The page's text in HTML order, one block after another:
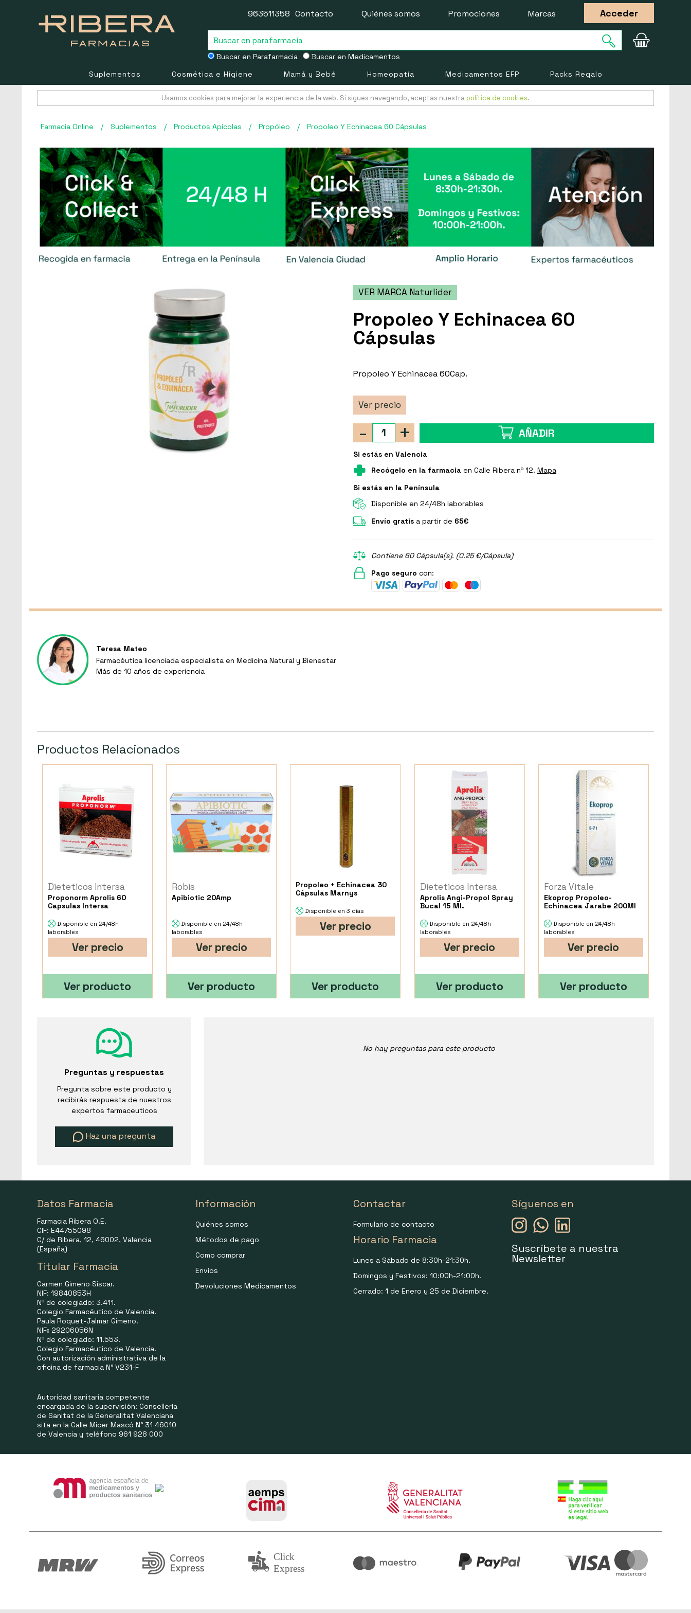
Buscar en Parafarmacia Buscar en Medicamentos
963511358 Contacto Quiénes somos Promociones Marcas Acceder
Suplementos Cosmética e Higiene Mamá y Bebé Homeopatía Medicamentos EFP Packs Regalo
Usamos cookies para mejorar la experiencia de la web. Si sigues navegando, aceptas nuestra política de cookies.
Farmacia Online / Suplementos / Productos Apícolas / Propóleo / Propoleo Y Echinacea 60 Cápsulas
VER MARCA Naturlider
Propoleo Y Echinacea 60
Cápsulas
Propoleo Y Echinacea 60Cap.
Ver precio
+
- AÑADIR
Si estás en Valencia
Recógelo en la farmacia en Calle Ribera nº 12. Mapa
Si estás en la Península
Disponible en 24/48h laborables
Envío gratis a partir de 65€
Contiene 60 Cápsula(s). (0.25 €/Cápsula)
Pago seguro con:
Teresa Mateo
Farmacéutica licenciada especialista en Medicina Natural y Bienestar
Más de 10 años de experiencia
Productos Relacionados
Dieteticos Intersa
Proponorm Aprolis 60
Capsulas Intersa
Disponible en 24/48h
laborables
Ver precio
Ver producto
Robis
Apibiotic 20Amp
Disponible en 24/48h
laborables
Ver precio
Ver producto
Propoleo + Echinacea 30
Cápsulas Marnys
Disponible en 3 días
Ver precio
Ver producto
Dieteticos Intersa
Aprolis Angi-Propol Spray
Bucal 15 Ml.
Disponible en 24/48h
laborables
Ver precio
Ver producto
Forza Vitale
Ekoprop Propoleo-
Echinacea Jarabe 200Ml
Disponible en 24/48h
laborables
Ver precio
Ver producto
Preguntas y respuestas
Pregunta sobre este producto y
recibirás respuesta de nuestros
expertos farmaceuticos
Haz una pregunta
No hay preguntas para este producto
Datos Farmacia
Farmacia Ribera O.E.
CIF: E44755098
C/ de Ribera, 12, 46002, Valencia
(España)
Titular Farmacia
Carmen Gimeno Siscar.
NIF: 19840853H
Nº de colegiado: 3.411.
Colegio Farmacéutico de Valencia.
Paula Roquet-Jalmar Gimeno.
NIF: 29206056N
Nº de colegiado: 11.553.
Colegio Farmacéutico de Valencia.
Con autorización administrativa de la
oficina de farmacia N° V231-F
Autoridad sanitaria competente
encargada de la supervisión: Consellería
de Sanitat de la Generalitat Valenciana
sita en la Calle Micer Mascó N° 31 46010
de Valencia y teléfono 961 928 000
Información
Quiénes somos
Métodos de pago
Como comprar
Envíos
Devoluciones Medicamentos
Contactar
Formulario de contacto
Horario Farmacia
Lunes a Sábado de 8:30h-21:30h.
Domingos y Festivos: 10:00h-21:00h.
Cerrado: 1 de Enero y 25 de Diciembre.
Síguenos en
Suscríbete a nuestra
Newsletter